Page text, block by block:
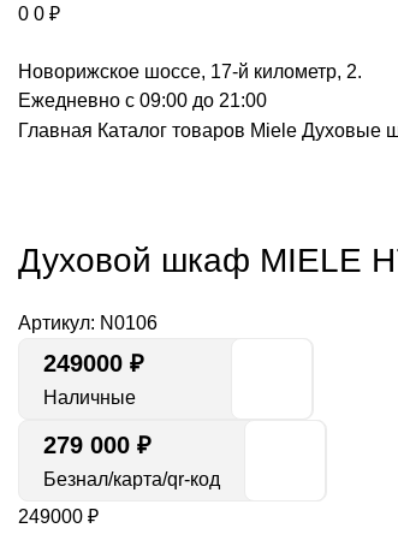
0 0 ₽
Новорижское шоссе, 17-й километр, 2.
Ежедневно с 09:00 до 21:00
Главная Каталог товаров Miele Духовые
Духовой шкаф MIELE
Артикул: N0106
249000 ₽
Наличные
279 000 ₽
Безнал/карта/qr-код
249000 ₽